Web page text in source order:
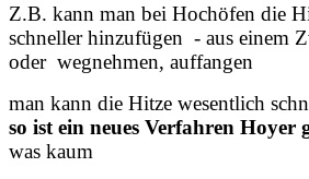
Z.B. kann man bei Hochöfen die
schneller hinzufügen - aus einem
oder wegnehmen, auffangen
man kann die Hitze wesentlich
so ist ein neues Verfahren Hoyer
was kaum